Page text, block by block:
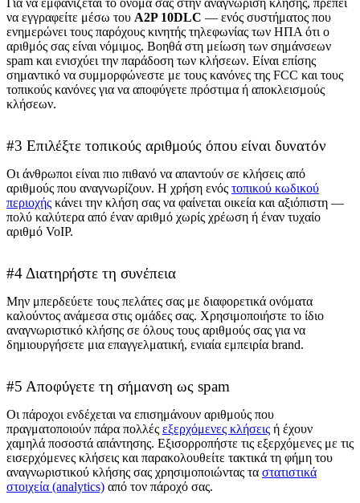
να εγγραφείτε μέσω του A2P 10DLC — ενός συστήματος που
ενημερώνει τους παρόχους κινητής τηλεφωνίας των ΗΠΑ ότι ο
αριθμός σας είναι νόμιμος. Βοηθά στη μείωση των σημάνσεων
spam και ενισχύει την παράδοση των κλήσεων. Είναι επίσης
σημαντικό να συμμορφώνεστε με τους κανόνες της FCC και τους
τοπικούς κανόνες για να αποφύγετε πρόστιμα ή αποκλεισμούς
κλήσεων.
#3 Επιλέξτε τοπικούς αριθμούς όπου είναι δυνατόν
Οι άνθρωποι είναι πιο πιθανό να απαντούν σε κλήσεις από
αριθμούς που αναγνωρίζουν. Η χρήση ενός τοπικού κωδικού
περιοχής κάνει την κλήση σας να φαίνεται οικεία και αξιόπιστη —
πολύ καλύτερα από έναν αριθμό χωρίς χρέωση ή έναν τυχαίο
αριθμό VoIP.
#4 Διατηρήστε τη συνέπεια
Μην μπερδεύετε τους πελάτες σας με διαφορετικά ονόματα
καλούντος ανάμεσα στις ομάδες σας. Χρησιμοποιήστε το ίδιο
αναγνωριστικό κλήσης σε όλους τους αριθμούς σας για να
δημιουργήσετε μια επαγγελματική, ενιαία εμπειρία brand.
#5 Αποφύγετε τη σήμανση ως spam
Οι πάροχοι ενδέχεται να επισημάνουν αριθμούς που
πραγματοποιούν πάρα πολλές εξερχόμενες κλήσεις ή έχουν
χαμηλά ποσοστά απάντησης. Εξισορροπήστε τις εξερχόμενες με τις
εισερχόμενες κλήσεις και παρακολουθείτε τακτικά τη φήμη του
αναγνωριστικού κλήσης σας χρησιμοποιώντας τα στατιστικά
στοιχεία (analytics) από τον πάροχό σας.